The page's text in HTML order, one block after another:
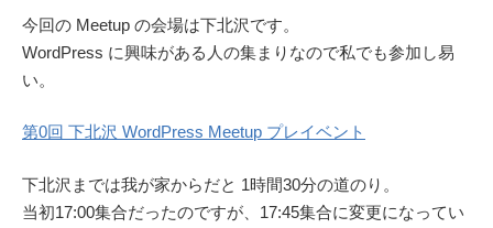
今回の Meetup の会場は下北沢です。
WordPress に興味がある人の集まりなので私でも参加し易
い。
第0回 下北沢 WordPress Meetup プレイベント
下北沢までは我が家からだと 1時間30分の道のり。
当初17:00集合だったのですが、17:45集合に変更になってい